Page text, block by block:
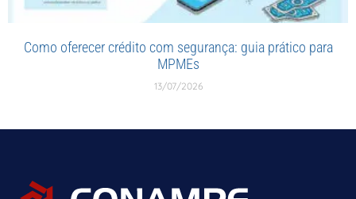
Como oferecer crédito com segurança: guia prático para
MPMEs
13/07/2026